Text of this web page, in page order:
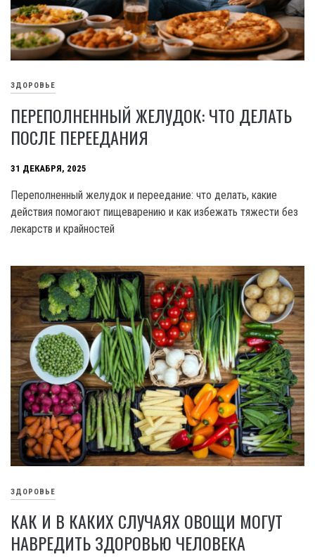
ЗДОРОВЬЕ
ПЕРЕПОЛНЕННЫЙ ЖЕЛУДОК: ЧТО ДЕЛАТЬ
ПОСЛЕ ПЕРЕЕДАНИЯ
31 ДЕКАБРЯ, 2025
Переполненный желудок и переедание: что делать, какие
действия помогают пищеварению и как избежать тяжести без
лекарств и крайностей
ЗДОРОВЬЕ
КАК И В КАКИХ СЛУЧАЯХ ОВОЩИ МОГУТ
НАВРЕДИТЬ ЗДОРОВЬЮ ЧЕЛОВЕКА